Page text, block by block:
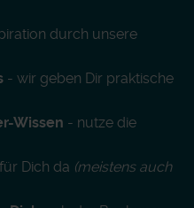
durch unsere
- wir geben Dir praktische
Wissen - nutze die
Dich da (meistens auch